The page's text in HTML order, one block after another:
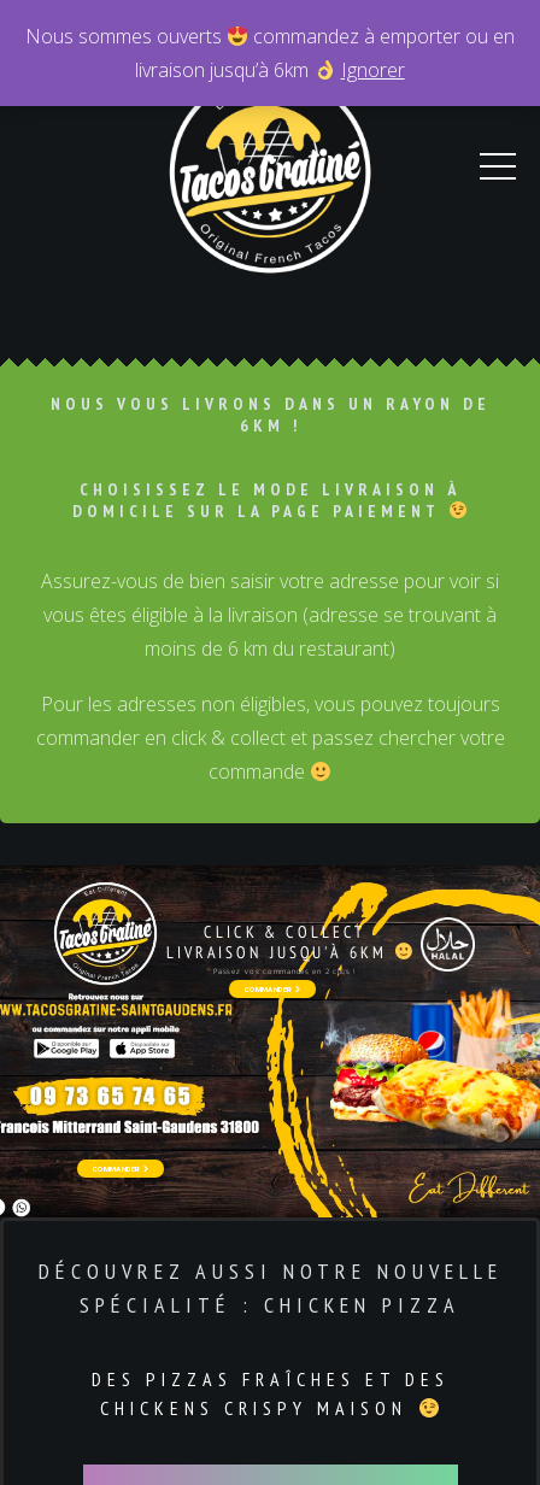
NOUS VOUS LIVRONS DANS UN RAYON DE
6KM !
CHOISISSEZ LE MODE LIVRAISON À
DOMICILE SUR LA PAGE PAIEMENT
Assurez-vous de bien saisir votre adresse pour voir si
vous êtes éligible à la livraison (adresse se trouvant à
moins de 6 km du restaurant)
Pour les adresses non éligibles, vous pouvez toujours
commander en click & collect et passez chercher votre
commande
LIVRAISON JUSQU'À 6KM
Passez vos commandes en 2 clics !
CLICK & COLLECT
COMMANDER
COMMANDER
DÉCOUVREZ AUSSI NOTRE NOUVELLE
SPÉCIALITÉ : CHICKEN PIZZA
DES PIZZAS FRAÎCHES ET DES
CHICKENS CRISPY MAISON
Nous sommes ouverts
commandez à emporter ou en
livraison jusqu’à 6km
Ignorer